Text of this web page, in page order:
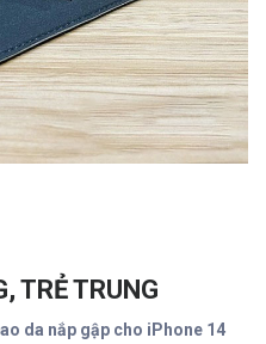
TRẺ TRUNG
da nắp gập cho iPhone 14